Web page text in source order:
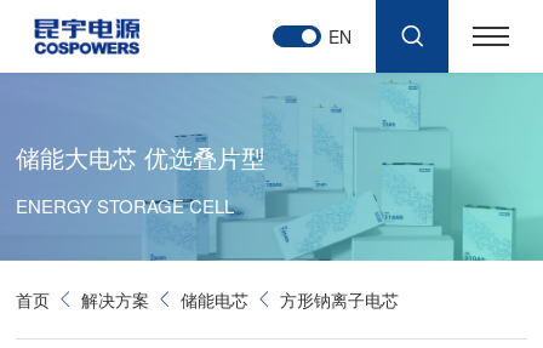
EN
储能大电芯 优选叠片型
ENERGY STORAGE CELL
首页 解决方案 储能电芯 方形钠离子电芯